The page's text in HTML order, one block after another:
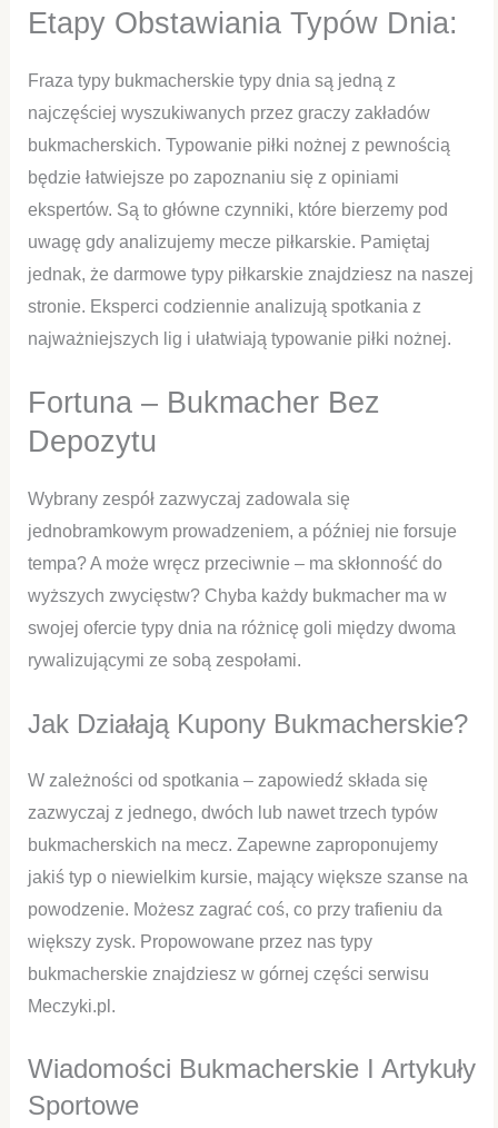
Etapy Obstawiania Typów Dnia:
Fraza typy bukmacherskie typy dnia są jedną z
najczęściej wyszukiwanych przez graczy zakładów
bukmacherskich. Typowanie piłki nożnej z pewnością
będzie łatwiejsze po zapoznaniu się z opiniami
ekspertów. Są to główne czynniki, które bierzemy pod
uwagę gdy analizujemy mecze piłkarskie. Pamiętaj
jednak, że darmowe typy piłkarskie znajdziesz na naszej
stronie. Eksperci codziennie analizują spotkania z
najważniejszych lig i ułatwiają typowanie piłki nożnej.
Fortuna – Bukmacher Bez
Depozytu
Wybrany zespół zazwyczaj zadowala się
jednobramkowym prowadzeniem, a później nie forsuje
tempa? A może wręcz przeciwnie – ma skłonność do
wyższych zwycięstw? Chyba każdy bukmacher ma w
swojej ofercie typy dnia na różnicę goli między dwoma
rywalizującymi ze sobą zespołami.
Jak Działają Kupony Bukmacherskie?
W zależności od spotkania – zapowiedź składa się
zazwyczaj z jednego, dwóch lub nawet trzech typów
bukmacherskich na mecz. Zapewne zaproponujemy
jakiś typ o niewielkim kursie, mający większe szanse na
powodzenie. Możesz zagrać coś, co przy trafieniu da
większy zysk. Propowowane przez nas typy
bukmacherskie znajdziesz w górnej części serwisu
Meczyki.pl.
Wiadomości Bukmacherskie I Artykuły
Sportowe